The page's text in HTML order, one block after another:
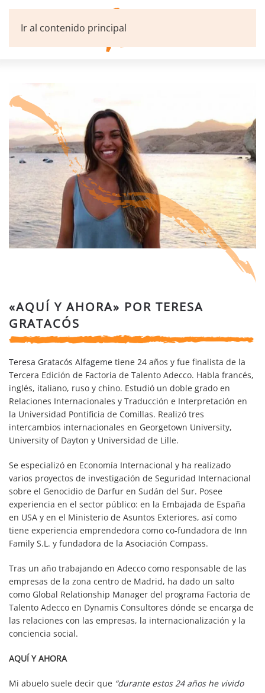
Ir al contenido principal
«AQUÍ Y AHORA» POR TERESA
GRATACÓS
Teresa Gratacós Alfageme tiene 24 años y fue finalista de la
Tercera Edición de Factoria de Talento Adecco. Habla francés,
inglés, italiano, ruso y chino. Estudió un doble grado en
Relaciones Internacionales y Traducción e Interpretación en
la Universidad Pontificia de Comillas. Realizó tres
intercambios internacionales en Georgetown University,
University of Dayton y Universidad de Lille.
Se especializó en Economía Internacional y ha realizado
varios proyectos de investigación de Seguridad Internacional
sobre el Genocidio de Darfur en Sudán del Sur. Posee
experiencia en el sector público: en la Embajada de España
en USA y en el Ministerio de Asuntos Exteriores, así como
tiene experiencia emprendedora como co-fundadora de Inn
Family S.L. y fundadora de la Asociación Compass.
Tras un año trabajando en Adecco como responsable de las
empresas de la zona centro de Madrid, ha dado un salto
como Global Relationship Manager del programa Factoria de
Talento Adecco en Dynamis Consultores dónde se encarga de
las relaciones con las empresas, la internacionalización y la
conciencia social.
AQUÍ Y AHORA
Mi abuelo suele decir que “durante estos 24 años he vivido